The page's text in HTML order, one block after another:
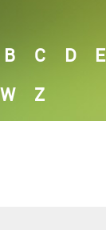
B C D E
W Z